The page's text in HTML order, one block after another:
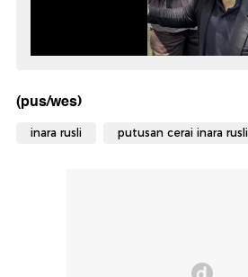
(pus/wes)
inara rusli putusan cerai inara rusli